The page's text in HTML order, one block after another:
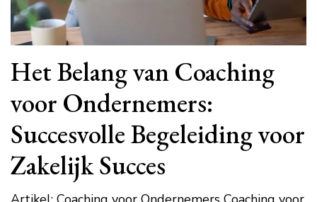
Het Belang van Coaching
voor Ondernemers:
Succesvolle Begeleiding voor
Zakelijk Succes